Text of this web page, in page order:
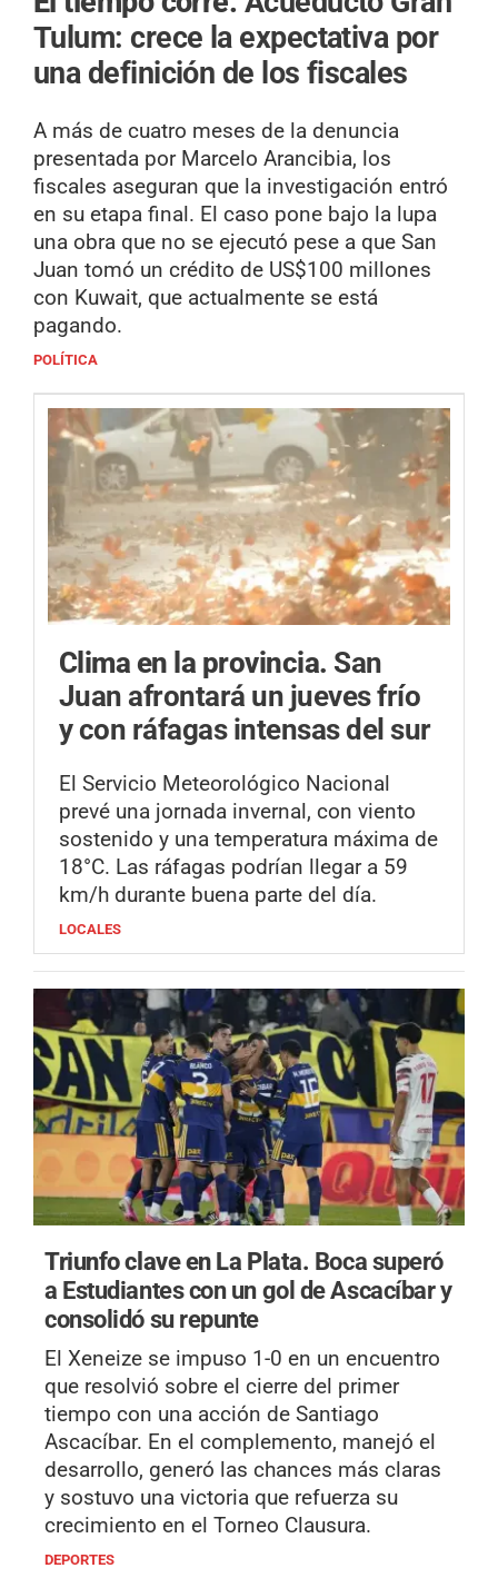
Tulum: crece la expectativa por
una definición de los fiscales
A más de cuatro meses de la denuncia
presentada por Marcelo Arancibia, los
fiscales aseguran que la investigación entró
en su etapa final. El caso pone bajo la lupa
una obra que no se ejecutó pese a que San
Juan tomó un crédito de US$100 millones
con Kuwait, que actualmente se está
pagando.
POLÍTICA
Clima en la provincia. San
Juan afrontará un jueves frío
y con ráfagas intensas del sur
El Servicio Meteorológico Nacional
prevé una jornada invernal, con viento
sostenido y una temperatura máxima de
18°C. Las ráfagas podrían llegar a 59
km/h durante buena parte del día.
LOCALES
Triunfo clave en La Plata. Boca superó
a Estudiantes con un gol de Ascacíbar y
consolidó su repunte
El Xeneize se impuso 1-0 en un encuentro
que resolvió sobre el cierre del primer
tiempo con una acción de Santiago
Ascacíbar. En el complemento, manejó el
desarrollo, generó las chances más claras
y sostuvo una victoria que refuerza su
crecimiento en el Torneo Clausura.
DEPORTES